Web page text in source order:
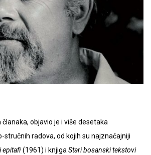
objavio je i više desetaka
stručnih radova, od kojih su najznačajniji
epitafi (1961) i knjiga Stari bosanski tekstovi